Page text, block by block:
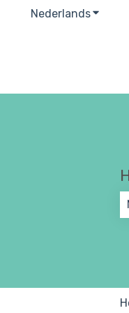
Nederlands